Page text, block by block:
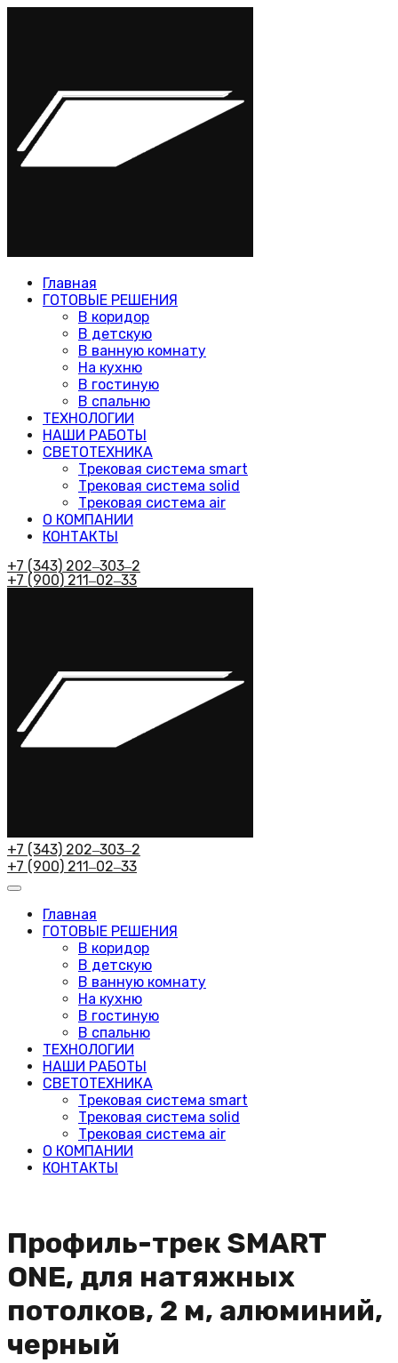
Главная
ГОТОВЫЕ РЕШЕНИЯ
В коридор
В детскую
В ванную комнату
На кухню
В гостиную
В спальню
ТЕХНОЛОГИИ
НАШИ РАБОТЫ
СВЕТОТЕХНИКА
Трековая система smart
Трековая система solid
Трековая система air
О КОМПАНИИ
КОНТАКТЫ
+7 (343) 202‒303‒2
+7 (900) 211‒02‒33
+7 (343) 202‒303‒2
+7 (900) 211‒02‒33
Главная
ГОТОВЫЕ РЕШЕНИЯ
В коридор
В детскую
В ванную комнату
На кухню
В гостиную
В спальню
ТЕХНОЛОГИИ
НАШИ РАБОТЫ
СВЕТОТЕХНИКА
Трековая система smart
Трековая система solid
Трековая система air
О КОМПАНИИ
КОНТАКТЫ
Профиль-трек SMART
ONE, для натяжных
потолков, 2 м, алюминий,
черный